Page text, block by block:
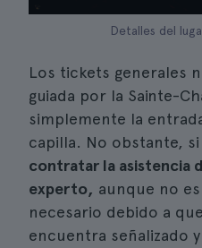
Detalles del
Los tickets generales
guiada por la Sainte-
simplemente la
capilla. No obstante, si
contratar la asistencia
experto, aunque no
necesario debido a
encuentra señalizado